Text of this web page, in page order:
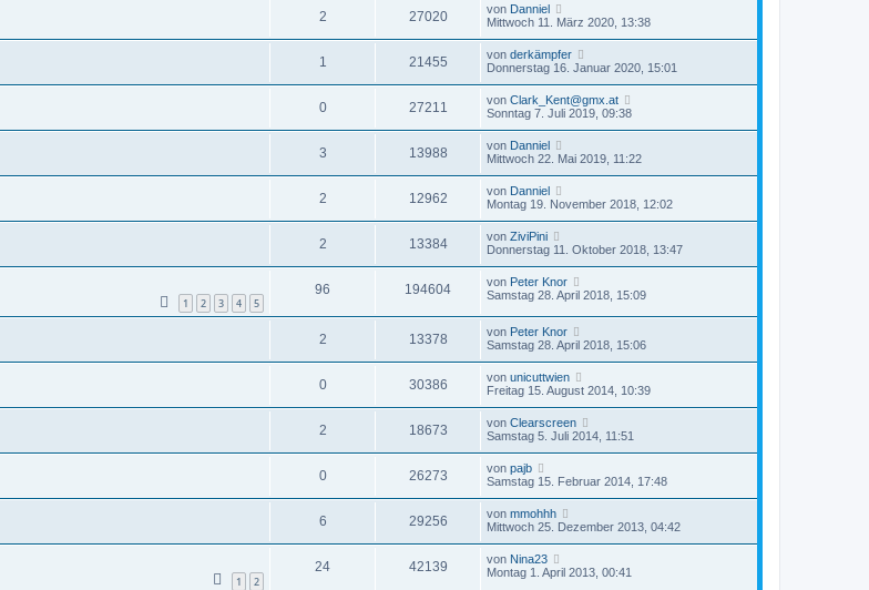
2 27020 von Danniel
Mittwoch 11. März 2020, 13:38
1 21455 von derkämpfer
Donnerstag 16. Januar 2020, 15:01
0 27211 von Clark_Kent@gmx.at
Sonntag 7. Juli 2019, 09:38
3 13988 von Danniel
Mittwoch 22. Mai 2019, 11:22
2 12962 von Danniel
Montag 19. November 2018, 12:02
2 13384 von ZiviPini
Donnerstag 11. Oktober 2018, 13:47
1 2 3 4 5
96 194604 von Peter Knor
Samstag 28. April 2018, 15:09
2 13378 von Peter Knor
Samstag 28. April 2018, 15:06
0 30386 von unicuttwien
Freitag 15. August 2014, 10:39
2 18673 von Clearscreen
Samstag 5. Juli 2014, 11:51
0 26273 von pajb
Samstag 15. Februar 2014, 17:48
6 29256 von mmohhh
Mittwoch 25. Dezember 2013, 04:42
1 2
24 42139 von Nina23
Montag 1. April 2013, 00:41